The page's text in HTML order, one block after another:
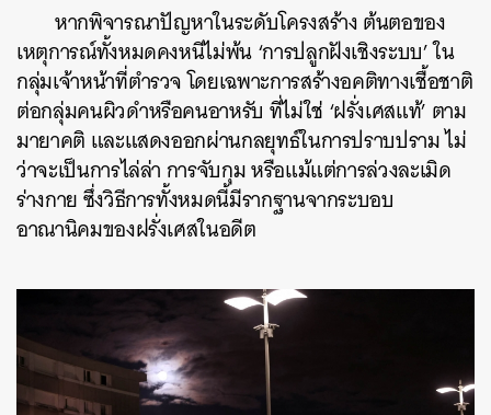
หากพิจารณาปัญหาในระดับโครงสร้าง ต้นตอของ
เหตุการณ์ทั้งหมดคงหนีไม่พ้น ‘การปลูกฝังเชิงระบบ’ ใน
กลุ่มเจ้าหน้าที่ตำรวจ โดยเฉพาะการสร้างอคติทางเชื้อชาติ
ต่อกลุ่มคนผิวดำหรือคนอาหรับ ที่ไม่ใช่ ‘ฝรั่งเศสแท้’ ตาม
มายาคติ และแสดงออกผ่านกลยุทธ์ในการปราบปราม ไม่
ว่าจะเป็นการไล่ล่า การจับกุม หรือแม้แต่การล่วงละเมิด
ร่างกาย ซึ่งวิธีการทั้งหมดนี้มีรากฐานจากระบอบ
อาณานิคมของฝรั่งเศสในอดีต